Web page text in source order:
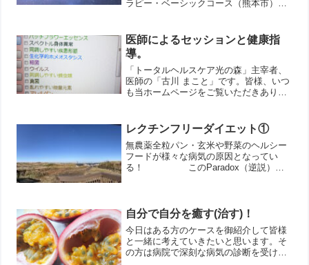
ラピー・ベーシックコース（熊本市）
２2年３月19日(土)・２0日(日)・２１日
（休日...
医師によるセッションと健康指
導。
「トータルヘルスケア光の森」主宰者、
医師の「古川 まこと」です。皆様、いつ
も当ホームページをご覧いただきありが
ロンは幾種類かありますが、当サロンの
メタトロン「サクラ」は...
レクチンフリーダイエット①
無農薬全粒パン・玄米や野菜のヘルシー
フードが様々な病気の原因となってい
る！ このParadox（逆説）の
（真理）が重要！の精神で健康を...
自分で自分を癒す(治す)！
今日はある方のケースを御紹介して皆様
と一緒に考えていきたいと思います。そ
の方は病院で深刻な病気の診断を受けら